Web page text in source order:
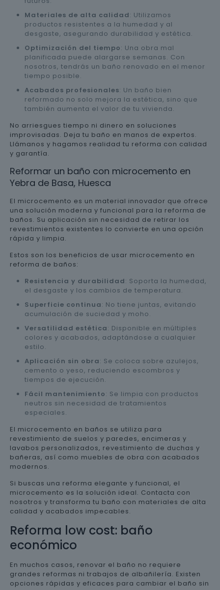
Materiales de alta calidad: Utilizamos
productos resistentes a la humedad y al
desgaste, asegurando durabilidad y estética.
Optimización del tiempo: Una obra mal
planificada puede alargarse semanas. Con
nosotros, tendrás un baño renovado en el menor
tiempo posible.
Acabados profesionales: Un baño bien
reformado no solo mejora la estética, sino que
también aumenta el valor de tu vivienda.
No arriesgues tiempo ni dinero en soluciones
improvisadas. Deja tu baño en manos de expertos.
Llámanos y hagamos realidad tu reforma con calidad
y garantía.
Reformar un baño con microcemento en
Yebra de Basa, Huesca
El microcemento es un material innovador que ofrece
una solución moderna y funcional para la reforma de
baños. Su aplicación sin necesidad de retirar los
revestimientos existentes lo convierte en una opción
rápida y limpia.
Estos son los beneficios de usar microcemento en
reforma de baños:
Resistencia y durabilidad: Soporta la humedad,
el desgaste y los cambios de temperatura.
Superficie continua: No tiene juntas, evitando
acumulación de suciedad y moho.
Versatilidad estética: Disponible en múltiples
colores y acabados, adaptándose a cualquier
estilo.
Aplicación sin obra: Se coloca sobre azulejos,
cemento o yeso, reduciendo escombros y
tiempos de ejecución.
Fácil mantenimiento: Se limpia con productos
neutros sin necesidad de tratamientos
especiales.
El microcemento en baños se utiliza para
revestimiento de suelos y paredes, encimeras y
lavabos personalizados, revestimiento de duchas y
bañeras, así como muebles de obra con acabados
modernos.
Si buscas una reforma elegante y funcional, el
microcemento es la solución ideal. Contacta con
nosotros y transforma tu baño con materiales de alta
calidad y acabados impecables.
Reforma low cost: baño
económico
En muchos casos, renovar el baño no requiere
grandes reformas ni trabajos de albañilería. Existen
opciones rápidas y eficaces para cambiar el baño sin